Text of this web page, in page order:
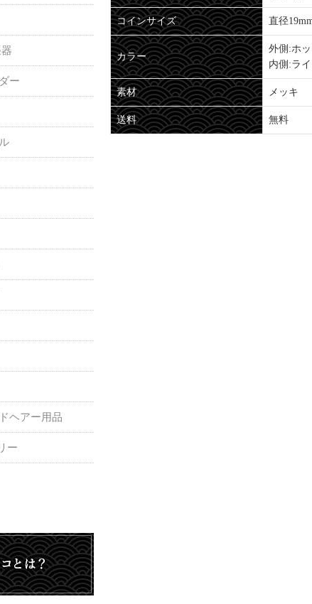
コインサイズ 直径
カラー
外側:ホ
内側:ラ
素材 メッキ
送料 無料
ー
ヘアー用品
ー